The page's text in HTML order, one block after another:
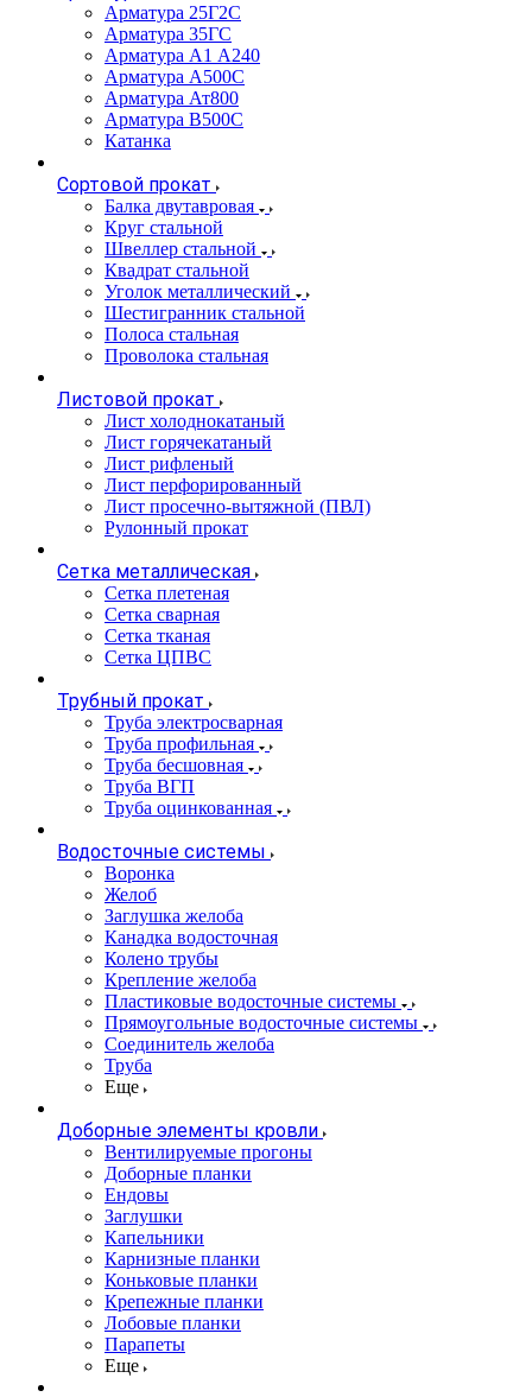
Арматура 25Г2С
Арматура 35ГС
Арматура А1 А240
Арматура А500С
Арматура Ат800
Арматура В500С
Катанка
Сортовой прокат
Балка двутавровая
Круг стальной
Швеллер стальной
Квадрат стальной
Уголок металлический
Шестигранник стальной
Полоса стальная
Проволока стальная
Листовой прокат
Лист холоднокатаный
Лист горячекатаный
Лист рифленый
Лист перфорированный
Лист просечно-вытяжной (ПВЛ)
Рулонный прокат
Сетка металлическая
Сетка плетеная
Сетка сварная
Сетка тканая
Сетка ЦПВС
Трубный прокат
Труба электросварная
Труба профильная
Труба бесшовная
Труба ВГП
Труба оцинкованная
Водосточные системы
Воронка
Желоб
Заглушка желоба
Канадка водосточная
Колено трубы
Крепление желоба
Пластиковые водосточные системы
Прямоугольные водосточные системы
Соединитель желоба
Труба
Еще
Доборные элементы кровли
Вентилируемые прогоны
Доборные планки
Ендовы
Заглушки
Капельники
Карнизные планки
Коньковые планки
Крепежные планки
Лобовые планки
Парапеты
Еще